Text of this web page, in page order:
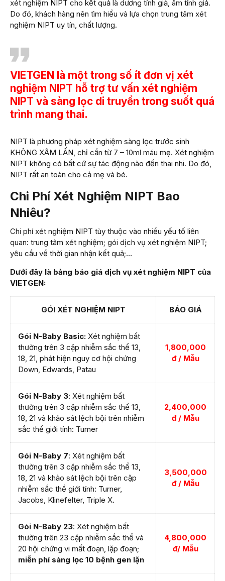
xét nghiệm NIPT cho kết quả là dương tính giả, âm tính giả.
Do đó, khách hàng nên tìm hiểu và lựa chọn trung tâm xét
nghiệm NIPT uy tín, chất lượng.
VIETGEN là một trong số ít đơn vị xét
nghiệm NIPT hỗ trợ tư vấn xét nghiệm
NIPT và sàng lọc di truyền trong suốt quá
trình mang thai.
NIPT là phương pháp xét nghiệm sàng lọc trước sinh
KHÔNG XÂM LẤN, chỉ cần từ 7 – 10ml máu mẹ. Xét nghiệm
NIPT không có bất cứ sự tác động nào đến thai nhi. Do đó,
NIPT rất an toàn cho cả mẹ và bé.
Chi Phí Xét Nghiệm NIPT Bao
Nhiêu?
Chi phí xét nghiệm NIPT tùy thuộc vào nhiều yếu tố liên
quan: trung tâm xét nghiệm; gói dịch vụ xét nghiệm NIPT;
yêu cầu về thời gian nhận kết quả;…
Dưới đây là bảng báo giá dịch vụ xét nghiệm NIPT của
VIETGEN:
GÓI XÉT NGHIỆM NIPT BÁO GIÁ
Gói N-Baby Basic: Xét nghiệm bất
thường trên 3 cặp nhiễm sắc thể 13,
18, 21, phát hiện nguy cơ hội chứng
Down, Edwards, Patau
1,800,000
đ / Mẫu
Gói N-Baby 3: Xét nghiệm bất
thường trên 3 cặp nhiễm sắc thể 13,
18, 21 và khảo sát lệch bội trên nhiễm
sắc thể giới tính: Turner
2,400,000
đ / Mẫu
Gói N-Baby 7: Xét nghiệm bất
thường trên 3 cặp nhiễm sắc thể 13,
18, 21 và khảo sát lệch bội trên cặp
nhiễm sắc thể giới tính: Turner,
Jacobs, Klinefelter, Triple X.
3,500,000
đ / Mẫu
Gói N-Baby 23: Xét nghiệm bất
thường trên 23 cặp nhiễm sắc thể và
20 hội chứng vi mất đoạn, lặp đoạn;
miễn phí sàng lọc 10 bệnh gen lặn
4,800,000
đ/ Mẫu